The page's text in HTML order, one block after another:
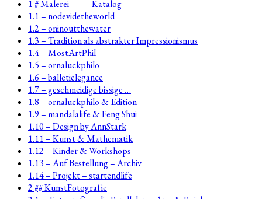
1 # Malerei – – – Katalog
1.1 – nodevidetheworld
1.2 – oninoutthewater
1.3 – Tradition als abstrakter Impressionismus
1.4 – MostArtPhil
1.5 – ornaluckphilo
1.6 – balletielegance
1.7 – geschmeidige bissige …
1.8 – ornaluckphilo & Edition
1.9 – mandalalife & Feng Shui
1.10 – Design by AnnStark
1.11 – Kunst & Mathematik
1.12 – Kinder & Workshops
1.13 – Auf Bestellung – Archiv
1.14 – Projekt – startendlife
2 ## KunstFotografie